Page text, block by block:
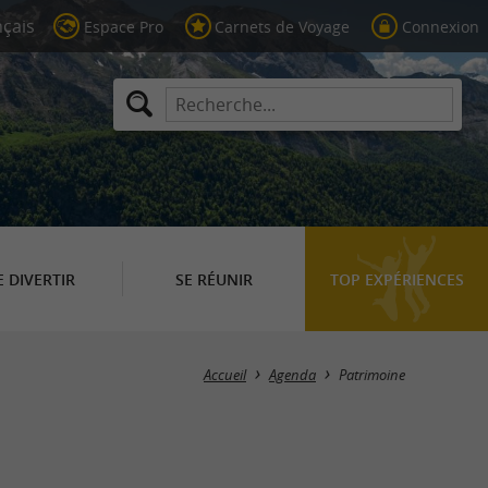
Espace Pro Carnets de Voyage Connexion
DIVERTIR SE RÉUNIR TOP EXPÉRIENCES
Masquer la carte
Accueil Agenda Patrimoine